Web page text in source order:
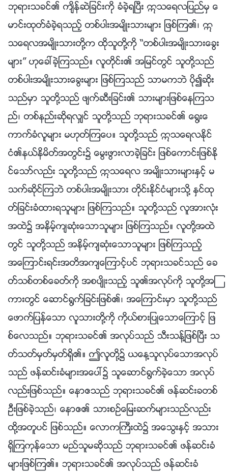
ဘုရားသခင္၏ က်ိန္ဆဲျခင္းကို ခံခဲ့ရၿပီး ဣသေရလျပည္မွ ေ
မာင္းထုတ္ခံခဲ့ရသည့္ တစ္ပါးအမ်ိဳးသားမ်ား ျဖစ္ၾက၏၊ ဣ
သေရလအမ်ိဳးသားတို႔က ထိုသူတို႔ကို “တစ္ပါးအမ်ိဳးသားေခြး
မ်ား” ဟုေခၚခဲ့ၾကသည္။ လူတိုင္း၏ အျမင္တြင္ သူတို႔သည္
တစ္ပါးအမ်ိဳးသားေခြးမ်ား ျဖစ္ၾကသည္ သာမကဘဲ ပို၍ဆိုး
သည္မွာ သူတို႔သည္ ဖ်က္ဆီးျခင္း၏ သားမ်ားျဖစ္ေနၾကသ
ည္၊ တစ္နည္းဆိုရလွ်င္ သူတို႔သည္ ဘုရားသခင္၏ ေ႐ြးေ
ကာက္ခံလူမ်ား မဟုတ္ၾကေပ။ သူတို႔သည္ ဣသေရလႏိုင္
ငံ၏နယ္နိမိတ္အတြင္း၌ ေမြးဖြားလာခဲ့ျခင္း ျဖစ္ေကာင္းျဖစ္ႏို
င္ေသာ္လည္း သူတို႔သည္ ဣသေရလ အမ်ိဳးသားမ်ားႏွင့္ မ
သက္ဆိုင္ၾကဘဲ တစ္ပါးအမ်ိဳးသား တိုင္းႏိုင္ငံမ်ားသို႔ ႏွင္ထု
တ္ျခင္းခံထားရသူမ်ား ျဖစ္ၾကသည္။ သူတို႔သည္ လူအားလုံး
အထဲ၌ အနိမ့္က်ဆုံးေသာသူမ်ား ျဖစ္ၾကသည္။ လူတို႔အထဲ
တြင္ သူတို႔သည္ အနိမ့္က်ဆုံးေသာသူမ်ား ျဖစ္ၾကသည့္
အေၾကာင္းရင္းအတိအက်ေၾကာင့္ပင္ ဘုရားသခင္သည္ ေခ
တ္သစ္တစ္ေခတ္ကို အစပ်ိဳးသည့္ သူ၏အလုပ္ကို သူတို႔အၾ
ကားတြင္ ေဆာင္႐ြက္ျခင္းျဖစ္၏၊ အေၾကာင္းမွာ သူတို႔သည္
ေဖာက္ျပန္ေသာ လူသားတို႔ကို ကိုယ္စားျပဳေသာေၾကာင့္ ျဖ
စ္ေလသည္။ ဘုရားသခင္၏ အလုပ္သည္ သီးသန္႔ျဖစ္ၿပီး သ
တ္သတ္မွတ္မွတ္ရွိ၏။ ဤလူတို႔၌ ယေန႔သူလုပ္ေသာအလုပ္
သည္ ဖန္ဆင္းခံမ်ားအေပၚ၌ သူေဆာင္႐ြက္ခဲ့ေသာ အလုပ္
လည္းျဖစ္သည္။ ေနာဧသည္ ဘုရားသခင္၏ ဖန္ဆင္းခတစ္
ဦးျဖစ္ခဲ့သည္၊ ေနာဧ၏ သားစဥ္ေျမးဆက္မ်ားသည္လည္း
ထို႔အတူပင္ ျဖစ္သည္။ ေလာကႀကီးထဲ၌ အေသြးႏွင့္ အသား
ရွိၾကကုန္ေသာ မည္သူမဆိုသည္ ဘုရားသခင္၏ ဖန္ဆင္းခံ
မ်ားျဖစ္ၾက၏။ ဘုရားသခင္၏ အလုပ္သည္ ဖန္ဆင္းခံ